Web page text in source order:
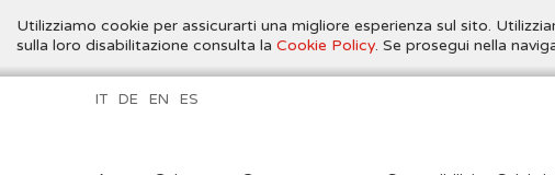
Utilizziamo cookie per assicurarti una migliore esperienza sul sito.
sulla loro disabilitazione consulta la Cookie Policy. Se prosegui nella
IT DE EN ES